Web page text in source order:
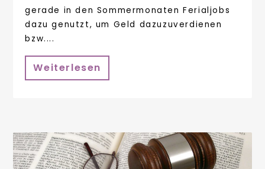
gerade in den Sommermonaten Ferialjobs
dazu genutzt, um Geld dazuzuverdienen
bzw....
Weiterlesen